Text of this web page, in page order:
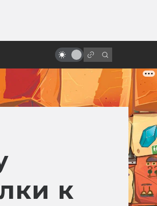
безумному фильму
к